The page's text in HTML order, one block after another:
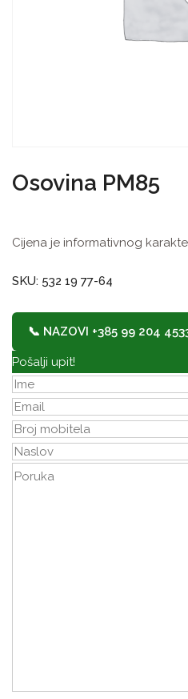
Osovina PM85
Cijena je informativnog
SKU: 532 19 77-64
📞 NAZOVI +385 99 204
Pošalji upit!